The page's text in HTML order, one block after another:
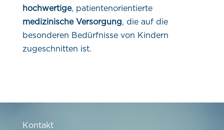
hochwertige, patientenorientierte
medizinische Versorgung, die auf die
besonderen Bedürfnisse von Kindern
zugeschnitten ist.
Kontakt